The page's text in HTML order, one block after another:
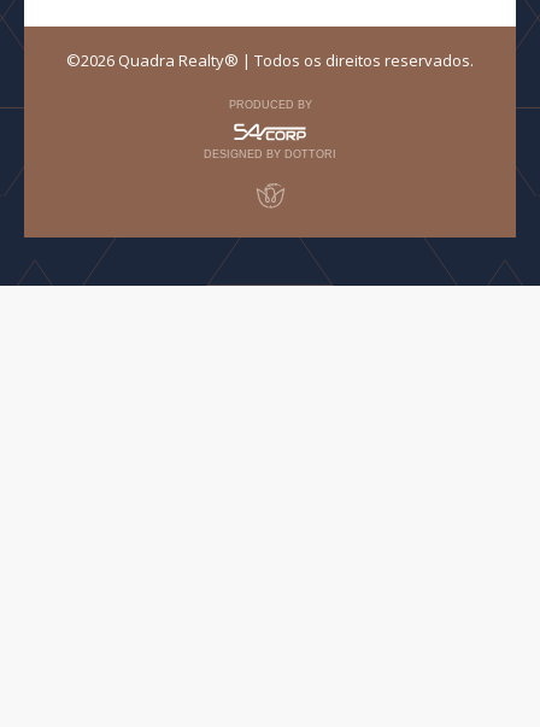
©2026 Quadra Realty® | Todos os direitos reservados.
PRODUCED BY
DESIGNED BY DOTTORI